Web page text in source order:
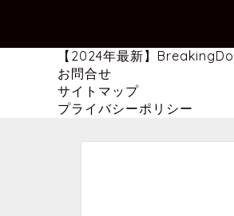
【2024年最新】
お問合せ
サイトマップ
プライバシーポリシー